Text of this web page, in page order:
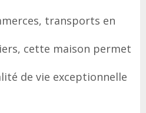
transports en
cette maison permet
de vie exceptionnelle